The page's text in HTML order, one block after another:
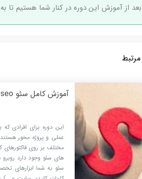
بعد از آموزش این دوره در کنار شما هستیم تا
آموزش کامل سئو seo ( 0 تا 100 تضمینی ) ❤️ با ابزارهای تخصصی مدیر کلیک
این دوره برای افرادی که
عملی و پروژه محور
مختلف بر روی
های سئو وجود دارد
سئو به شما ابزارهای